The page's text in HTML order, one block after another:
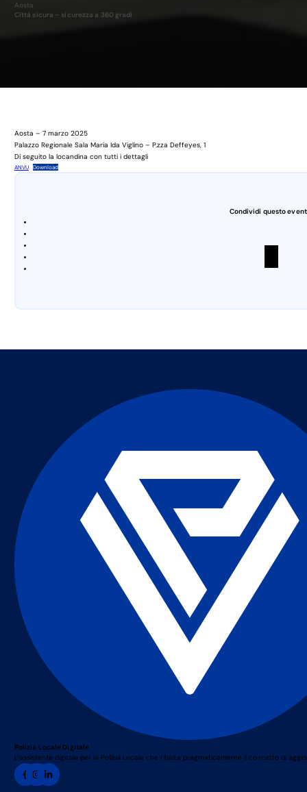
Aosta
Città sicura – sicurezza a 360 gradi
Aosta – 7 marzo 2025
Palazzo Regionale Sala Maria Ida Viglino – P.zza Deffeyes, 1
Di seguito la locandina con tutti i dettagli
ANVU Download
Condividi questo
Polizia Locale Digitale
L’assistente digitale per la Polizia Locale che ribalta pragmaticamente il concetto di